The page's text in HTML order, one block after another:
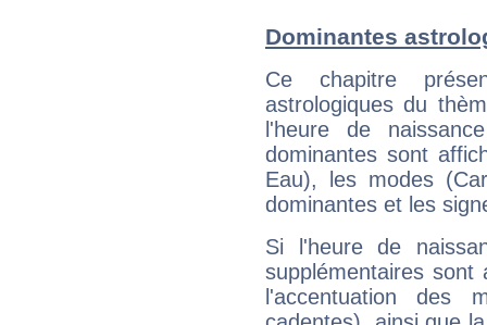
Dominantes
Ce chapitre
astrologiques du
l'heure de
dominantes sont
Eau), les modes
dominantes et les
Si l'heure de
supplémentaires sont
l'accentuation des